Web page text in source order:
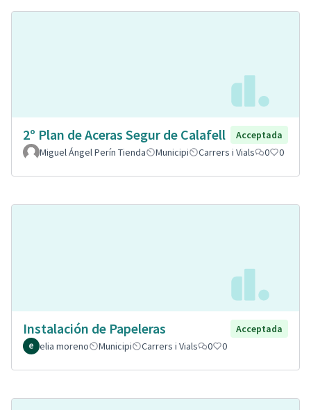
2º Plan de Aceras Segur de Calafell
Acceptada
Miguel Ángel Perín Tienda
Municipi Carrers i Vials 0 0
Instalación de Papeleras
Acceptada
elia moreno
Municipi Carrers i Vials 0 0